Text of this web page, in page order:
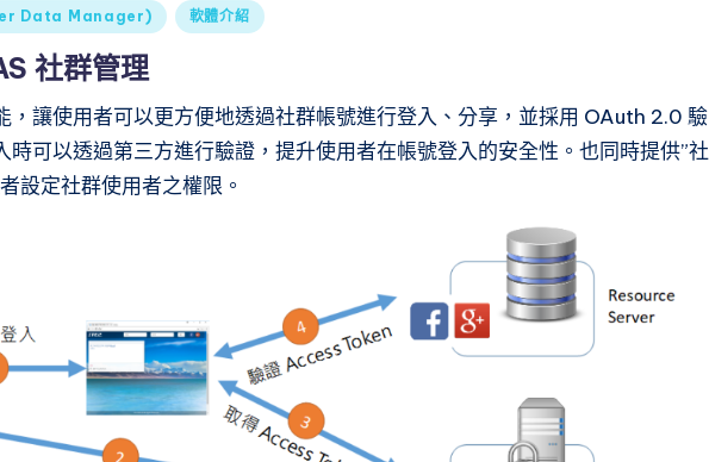
Data Manager) 軟體介紹
社群管理
，讓使用者可以更方便地透過社群帳號進行登入、分享，並採用 OAuth 2.0 驗
時可以透過第三方進行驗證，提升使用者在帳號登入的安全性。也同時提供”社
設定社群使用者之權限。